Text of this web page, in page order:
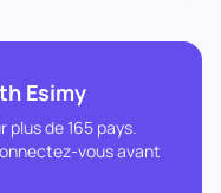
Esimy
de 165 pays.
vous avant